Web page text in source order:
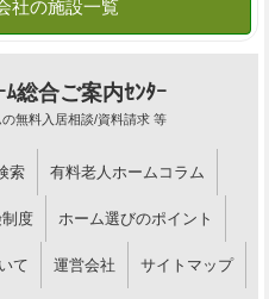
総合ご案内ｾﾝﾀｰ
無料入居相談/資料請求 等
索 有料老人ホームコラム
度 ホーム選びのポイント
て 運営会社 サイトマップ